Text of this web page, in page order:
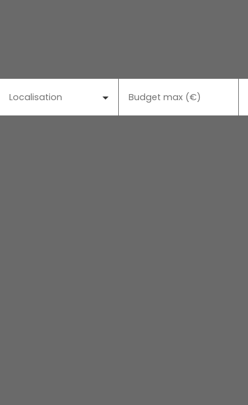
Localisation Budget max (€)